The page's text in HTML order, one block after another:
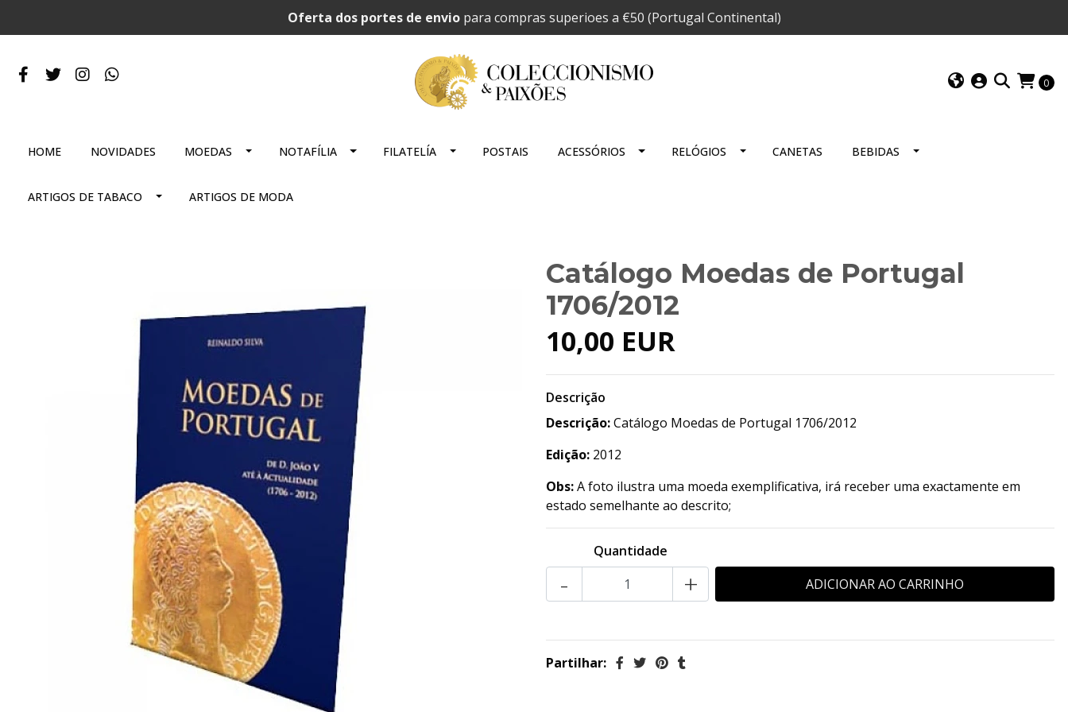
Oferta dos portes de enviopara compras superioes a €50 (Portugal Continental)
0
HOME NOVIDADES MOEDAS NOTAFÍLIA FILATELÍA POSTAIS ACESSÓRIOS RELÓGIOS CANETAS BEBIDAS
ARTIGOS DE TABACO ARTIGOS DE MODA
Catálogo Moedas de Portugal
1706/2012
10,00 EUR
Descrição
Descrição:Catálogo Moedas de Portugal 1706/2012
Edição: 2012
Obs:A foto ilustra uma moeda exemplificativa, irá receber uma exactamente em
estado semelhante ao descrito;
Quantidade
- +
Partilhar: